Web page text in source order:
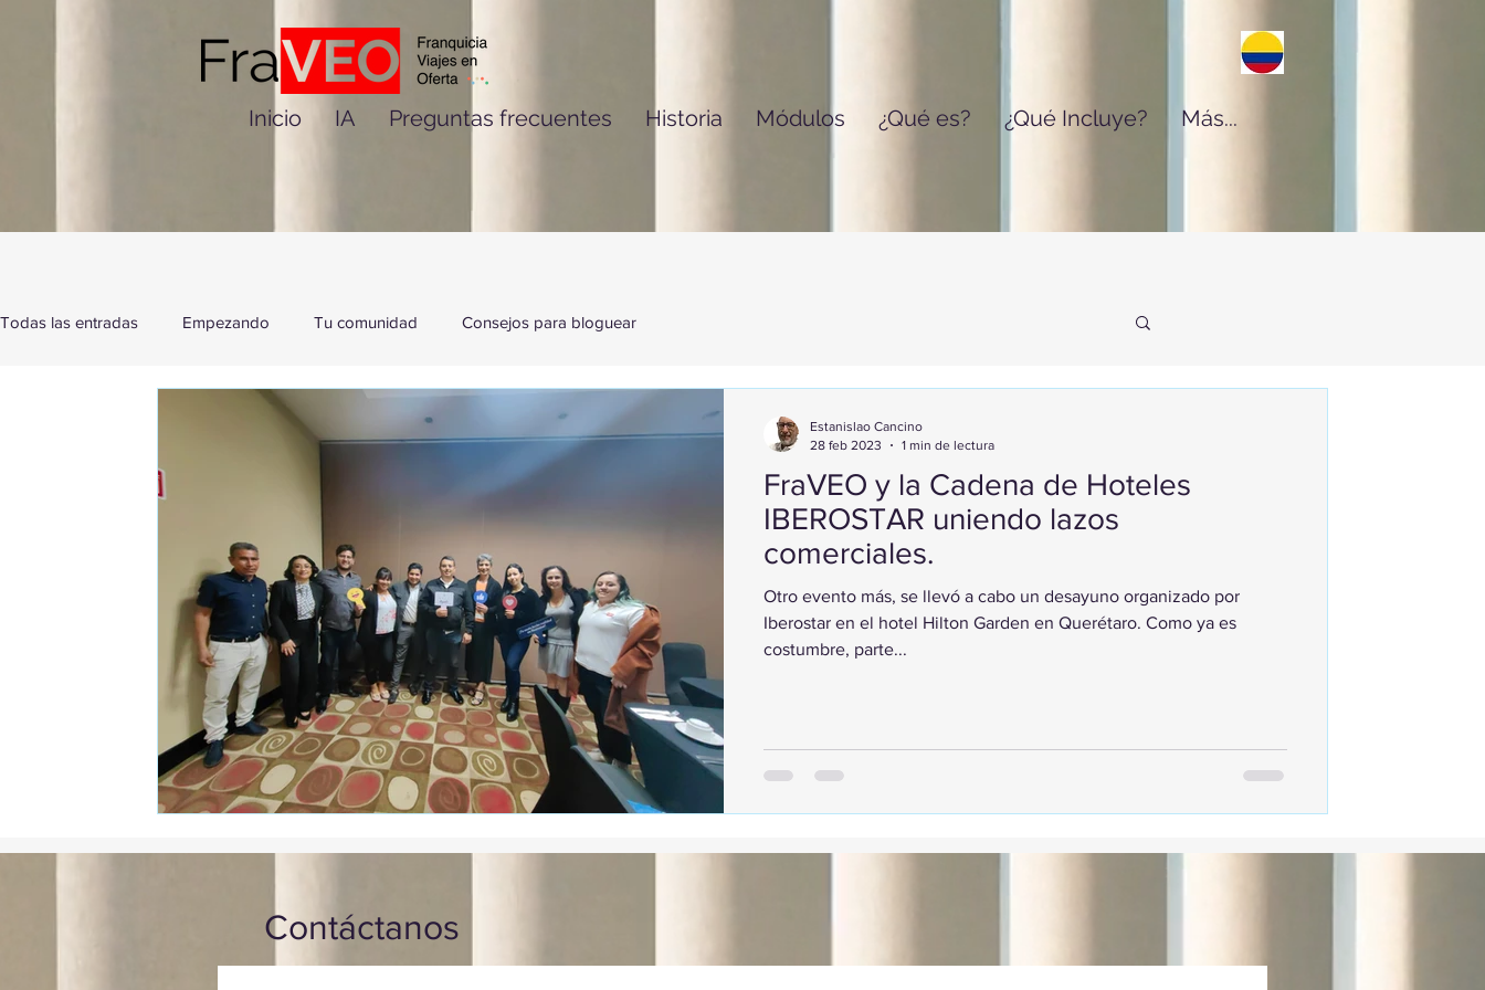
Inicio IA Preguntas frecuentes Historia Módulos ¿Qué es? ¿Qué Incluye? Más...
Todas las entradas Empezando Tu comunidad Consejos para bloguear
FraVEO y la Cadena de Hoteles
IBEROSTAR uniendo lazos
comerciales.
Otro evento más, se llevó a cabo un desayuno organizado por
Iberostar en el hotel Hilton Garden en Querétaro. Como ya es
costumbre, parte...
Estanislao Cancino
28 feb 2023
1 min de lectura
Contáctanos